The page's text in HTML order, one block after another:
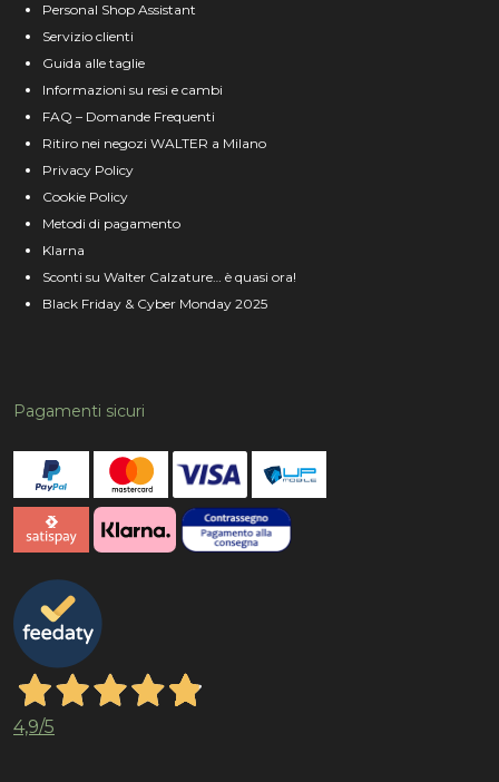
Personal Shop Assistant
Servizio clienti
Guida alle taglie
Informazioni su resi e cambi
FAQ – Domande Frequenti
Ritiro nei negozi WALTER a Milano
Privacy Policy
Cookie Policy
Metodi di pagamento
Klarna
Sconti su Walter Calzature… è quasi ora!
Black Friday & Cyber Monday 2025
Pagamenti sicuri
4,9/5